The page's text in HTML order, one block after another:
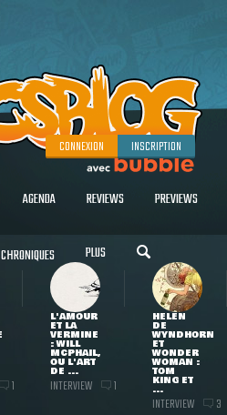
CONNEXION INSCRIPTION
AGENDA REVIEWS PREVIEWS
CHRONIQUES PLUS
1
L'AMOUR
ET LA
VERMINE
: WILL
MCPHAIL,
OU L'ART
DE ...
INTERVIEW 1
HELEN
DE
WYNDHORN
ET
WONDER
WOMAN :
TOM
KING ET
...
INTERVIEW 3